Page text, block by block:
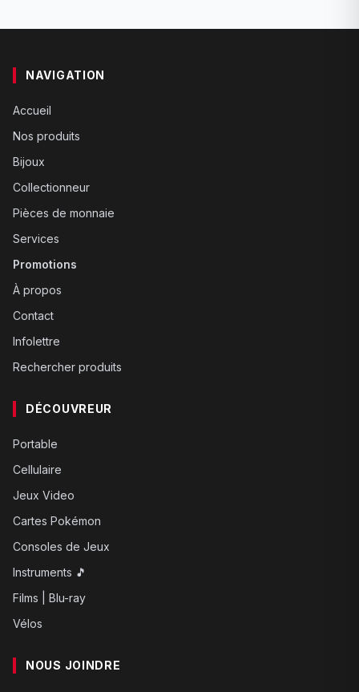
NAVIGATION
Accueil
Nos produits
Bijoux
Collectionneur
Pièces de monnaie
Services
Promotions
À propos
Contact
Infolettre
Rechercher produits
DÉCOUVREUR
Portable
Cellulaire
Jeux Video
Cartes Pokémon
Consoles de Jeux
Instruments 🎵
Films | Blu-ray
Vélos
NOUS JOINDRE